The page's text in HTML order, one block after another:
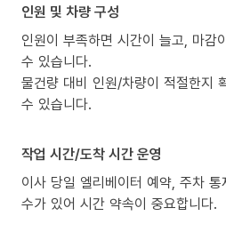
인원 및 차량 구성
인원이 부족하면 시간이 늘고, 마감
수 있습니다.
물건량 대비 인원/차량이 적절한지
수 있습니다.
작업 시간/도착 시간 운영
이사 당일 엘리베이터 예약, 주차
수가 있어 시간 약속이 중요합니다.